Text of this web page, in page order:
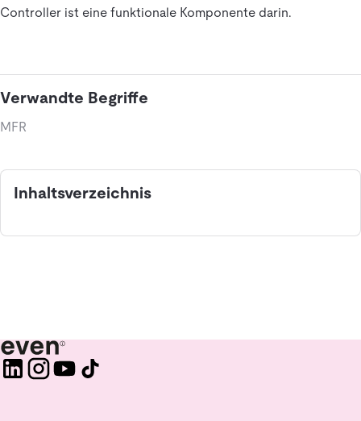
Controller ist eine funktionale Komponente darin.
Verwandte Begriffe
MFR
Inhaltsverzeichnis